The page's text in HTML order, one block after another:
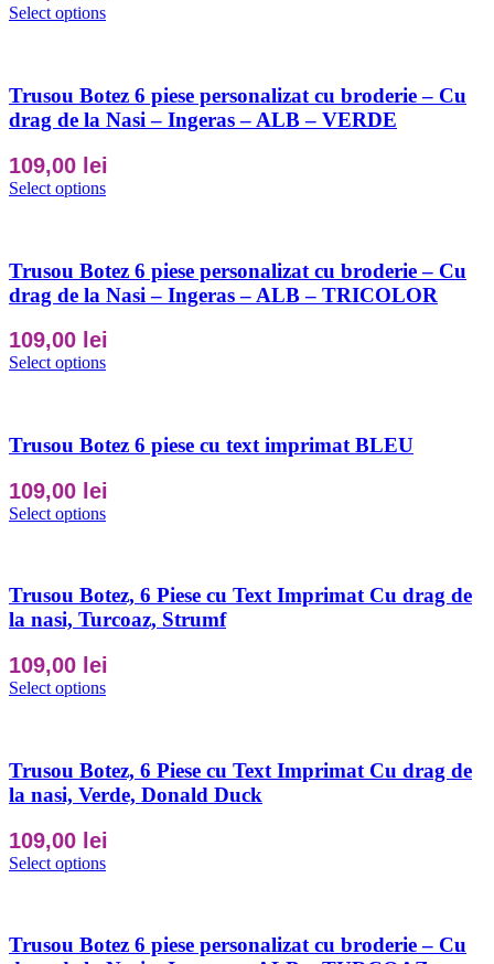
Select options
Trusou Botez 6 piese personalizat cu broderie – Cu
drag de la Nasi – Ingeras – ALB – VERDE
109,00 lei
Select options
Trusou Botez 6 piese personalizat cu broderie – Cu
drag de la Nasi – Ingeras – ALB – TRICOLOR
109,00 lei
Select options
Trusou Botez 6 piese cu text imprimat BLEU
109,00 lei
Select options
Trusou Botez, 6 Piese cu Text Imprimat Cu drag de
la nasi, Turcoaz, Strumf
109,00 lei
Select options
Trusou Botez, 6 Piese cu Text Imprimat Cu drag de
la nasi, Verde, Donald Duck
109,00 lei
Select options
Trusou Botez 6 piese personalizat cu broderie – Cu